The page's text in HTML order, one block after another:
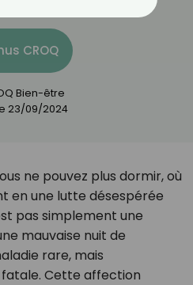
CROQ
Bien-être
23/09/2024
ne pouvez plus dormir, où
en une lutte désespérée
pas simplement une
mauvaise nuit de
rare, mais
Cette affection